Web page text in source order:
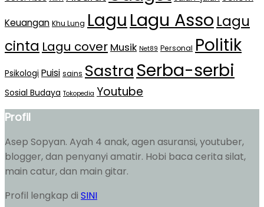
Keuangan Khu Lung Lagu Lagu Asso Lagu
cinta Lagu cover Musik Net89 Personal Politik
Psikologi Puisi sains SastraSerba-serbi
Sosial Budaya Tokopedia Youtube
Profil
Asep Sopyan. Ayah 4 anak, agen asuransi, youtuber,
blogger, dan penyanyi amatir. Hobi baca cerita silat,
main catur, dan main gitar.
Profil lengkap di SINI